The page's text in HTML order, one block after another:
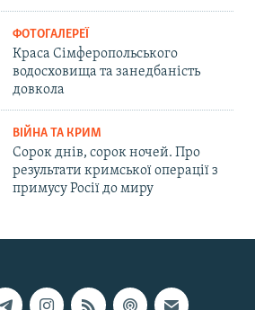
ФОТОГАЛЕРЕЇ
Краса Сімферопольського
водосховища та занедбаність
довкола
ВІЙНА ТА КРИМ
Сорок днів, сорок ночей. Про
результати кримської операції з
примусу Росії до миру